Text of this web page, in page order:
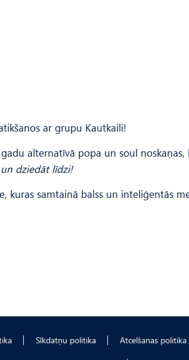
ar grupu Kautkaili!
alternatīvā popa un soul
dziedāt līdzi!
kuras samtainā balss un inteliģentās
Sīkdatņu politika Atcelšanas politika